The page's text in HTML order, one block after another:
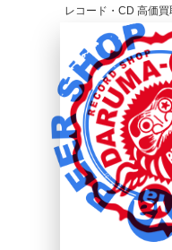
レコード・CD 高価
レコード高価買取は
HOME